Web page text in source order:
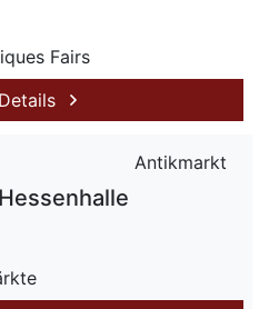
Fairs
Antikmarkt